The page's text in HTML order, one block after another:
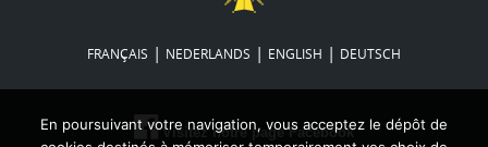
En poursuivant votre navigation, vous acceptez le dépôt de
FRANÇAIS | NEDERLANDS | ENGLISH | DEUTSCH
Visitez notre page Facebook